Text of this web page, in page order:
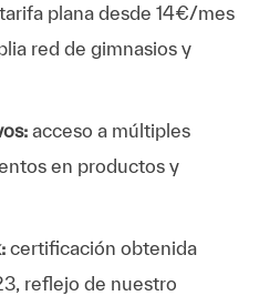
plana desde 14€/mes
red de gimnasios y
acceso a múltiples
en productos y
certificación obtenida
reflejo de nuestro